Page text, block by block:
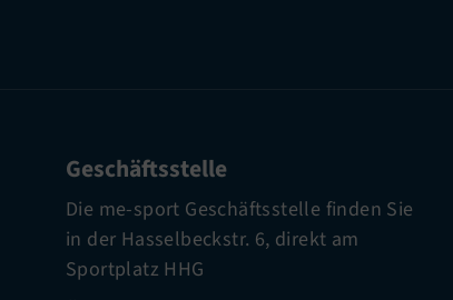
Geschäftsstelle
Die me-sport Geschäftsstelle finden Sie
in der Hasselbeckstr. 6, direkt am
Sportplatz HHG